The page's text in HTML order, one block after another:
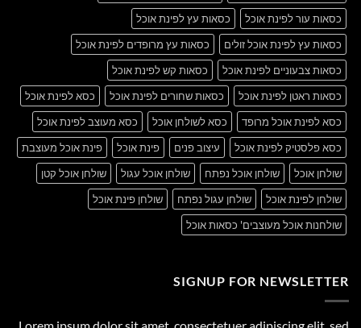
כסאות עור לפינת אוכל
כסאות עץ לפינת אוכל
כסאות עץ לפינת אוכל זולים
כסאות עץ מרופדים לפינת אוכל
כסאות צבעוניים לפינת אוכל
כסאות קש לפינת אוכל
כסאות ראטן לפינת אוכל
כסאות שחורים לפינת אוכל
כסא לפינת אוכל
כסא לפינת אוכל מרופד
כסא לשולחן אוכל
כסא מעוצב לפינת אוכל
כסא פלסטיק לפינת אוכל
עיצוב פנים פינת אוכל
פינת אוכל מעוצבת
שולחן אוכל
שולחן אוכל נפתח שולחן אוכל עגול
שולחן אוכל קטן
שולחן לפינת אוכל
שולחן עגול נפתח
שולחן פינת אוכל
שולחנות אוכל מעוצבים' כסאות אוכל
SIGNUP FOR NEWSLETTER
Lorem ipsum dolor sit amet, consectetuer adipiscing elit, sed